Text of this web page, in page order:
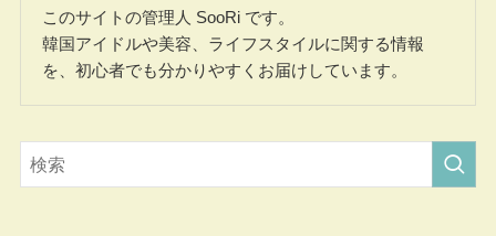
このサイトの管理人 SooRi です。
韓国アイドルや美容、ライフスタイルに関する情報
を、初心者でも分かりやすくお届けしています。